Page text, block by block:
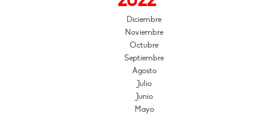
Diciembre
Noviembre
Octubre
Septiembre
Agosto
Julio
Junio
Mayo